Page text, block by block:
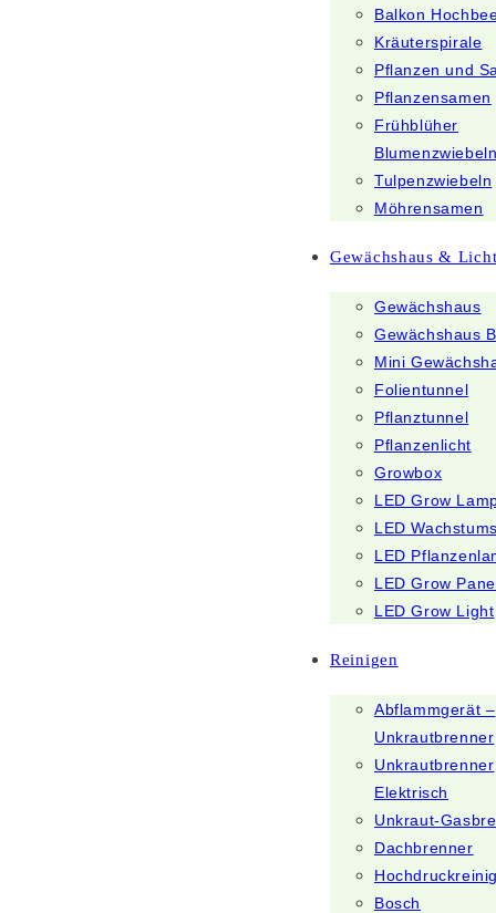
Balkon
Kräuterspirale
Pflanzen und
Pflanzensamen
Frühblüher
Blumenzwiebeln
Tulpenzwiebeln
Möhrensamen
Gewächshaus & Licht
Gewächshaus
Gewächshaus
Mini
Folientunnel
Pflanztunnel
Pflanzenlicht
Growbox
LED Grow
LED
LED
LED Grow
LED Grow Light
Reinigen
Abflammgerät –
Unkrautbrenner
Unkrautbrenner
Elektrisch
Unkraut-
Dachbrenner
Bosch